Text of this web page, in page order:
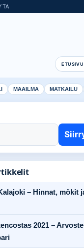
ETUSIVU
MAAILMA MATKAILU
– Hinnat, mökit
2021 –